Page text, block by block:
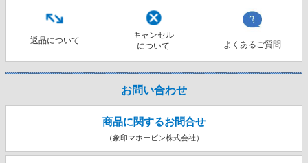
返品について
キャンセル
について
よくあるご質問
お問い合わせ
商品に関するお問合せ
（象印マホービン株式会社）